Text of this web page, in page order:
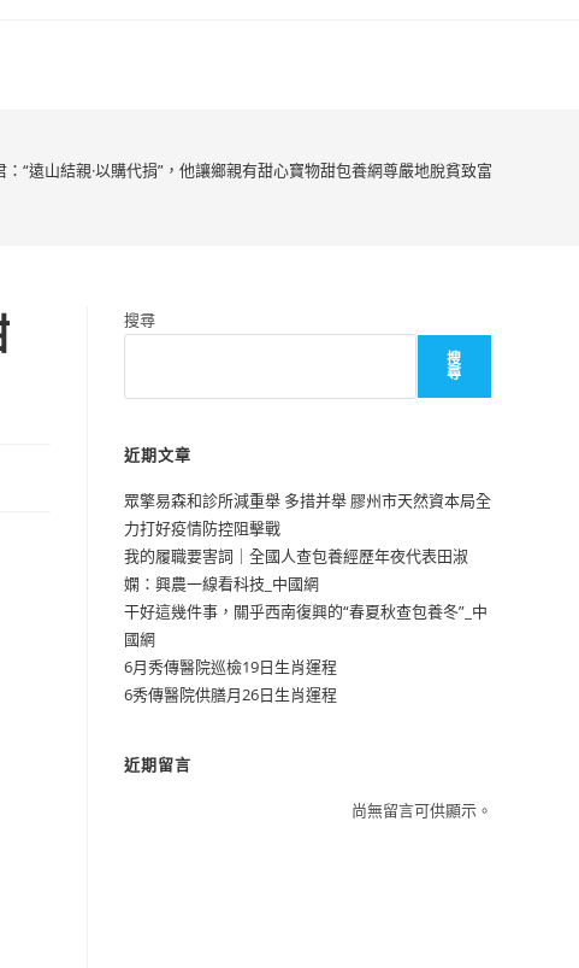
：“遠山結親·以購代捐”，他讓鄉親有甜心寶物甜包養網尊嚴地脫貧致富
搜尋
搜
尋
近期文章
眾擎易森和診所減重舉 多措并舉 膠州市天然資本局全
力打好疫情防控阻擊戰
我的履職要害詞｜全國人查包養經歷年夜代表田淑
嫻：興農一線看科技_中國網
干好這幾件事，關乎西南復興的“春夏秋查包養冬”_中
國網
6月秀傳醫院巡檢19日生肖運程
6秀傳醫院供膳月26日生肖運程
近期留言
尚無留言可供顯示。